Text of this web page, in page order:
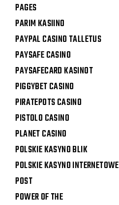
PAGES
PARIM KASIINO
PAYPAL CASINO TALLETUS
PAYSAFE CASINO
PAYSAFECARD KASINOT
PIGGYBET CASINO
PIRATEPOTS CASINO
PISTOLO CASINO
PLANET CASINO
POLSKIE KASYNO BLIK
POLSKIE KASYNO INTERNETOWE
POST
POWER OF THE